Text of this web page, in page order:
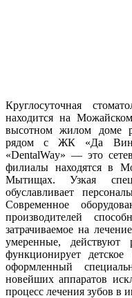
Круглосуточная
находится на
высотном жилом доме
рядом с ЖК «Да
«DentalWay» — это
филиалы находятся в
Мытищах. Узкая
обуславливает
Современное
производителей
затрачиваемое на
умеренные,
функционирует детское
оформленный
новейших аппаратов
процесс лечения зубов в